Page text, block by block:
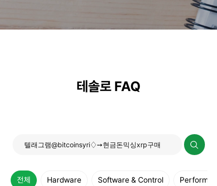
테솔로 FAQ
전체 Hardware Software & Control